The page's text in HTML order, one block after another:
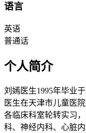
语言
英语
普通话
个人简介
刘嫣医生1995年毕业
医生在天津市儿童医
各临床科室轮转实习
科、神经内科、心脏